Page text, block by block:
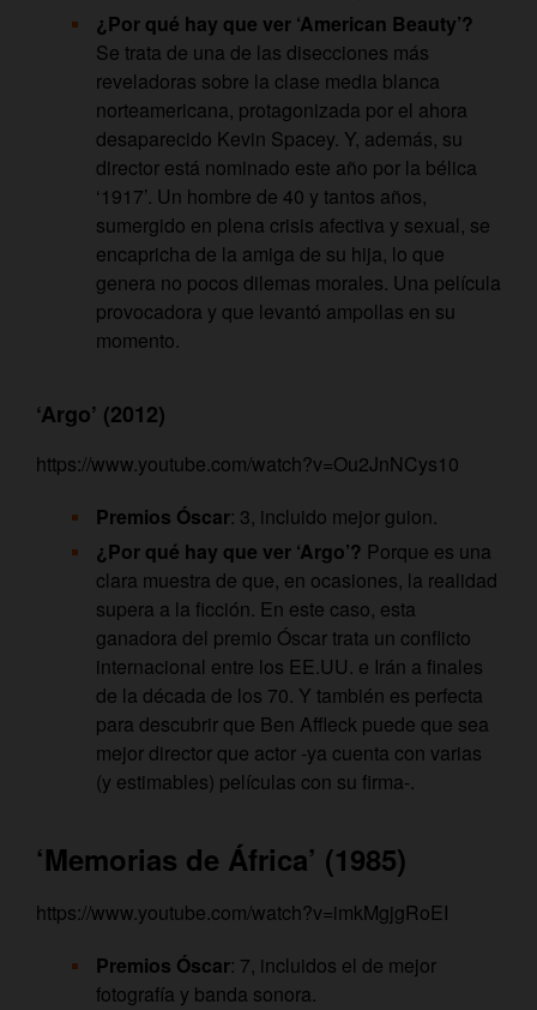
¿Por qué hay que ver ‘American Beauty’?
Se trata de una de las disecciones más
reveladoras sobre la clase media blanca
norteamericana, protagonizada por el ahora
desaparecido Kevin Spacey. Y, además, su
director está nominado este año por la bélica
‘1917’. Un hombre de 40 y tantos años,
sumergido en plena crisis afectiva y sexual, se
encapricha de la amiga de su hija, lo que
genera no pocos dilemas morales. Una película
provocadora y que levantó ampollas en su
momento.
‘Argo’ (2012)
https://www.youtube.com/watch?v=Ou2JnNCys10
Premios Óscar: 3, incluido mejor guion.
¿Por qué hay que ver ‘Argo’? Porque es una
clara muestra de que, en ocasiones, la realidad
supera a la ficción. En este caso, esta
ganadora del premio Óscar trata un conflicto
internacional entre los EE.UU. e Irán a finales
de la década de los 70. Y también es perfecta
para descubrir que Ben Affleck puede que sea
mejor director que actor -ya cuenta con varias
(y estimables) películas con su firma-.
‘Memorias de África’ (1985)
https://www.youtube.com/watch?v=imkMgjgRoEI
Premios Óscar: 7, incluidos el de mejor
fotografía y banda sonora.